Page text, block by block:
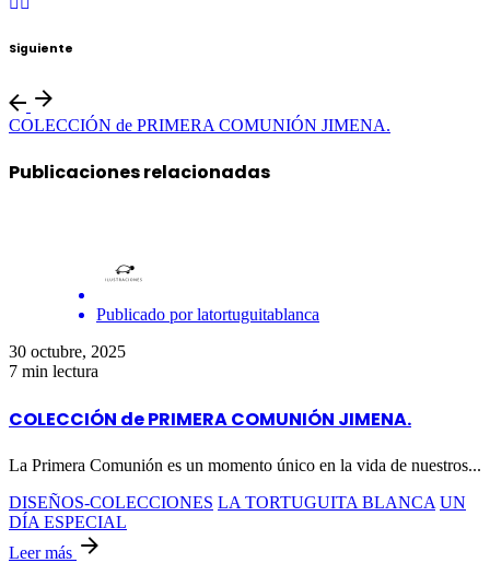
Siguiente
COLECCIÓN de PRIMERA COMUNIÓN JIMENA.
Publicaciones relacionadas
Publicado por latortuguitablanca
30 octubre, 2025
7 min lectura
COLECCIÓN de PRIMERA COMUNIÓN JIMENA.
La Primera Comunión es un momento único en la vida de nuestros...
DISEÑOS-COLECCIONES LA TORTUGUITA BLANCA UN
DÍA ESPECIAL
Leer más